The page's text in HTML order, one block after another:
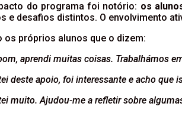
do programa foi notório: os
e desafios distintos. O envolvimento
os próprios alunos que o dizem:
aprendi muitas coisas. Trabalhámos
deste apoio, foi interessante e acho que
muito. Ajudou-me a refletir sobre